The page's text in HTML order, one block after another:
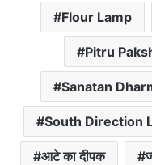
Flour Lamp
Pitru
Sanatan
South Direction
आटे का दीपक